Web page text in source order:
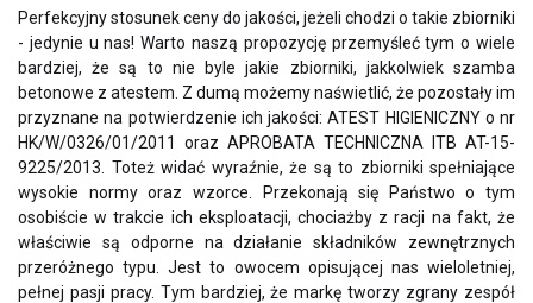
Perfekcyjny stosunek ceny do jakości, jeżeli chodzi o takie zbiorniki
- jedynie u nas! Warto naszą propozycję przemyśleć tym o wiele
bardziej, że są to nie byle jakie zbiorniki, jakkolwiek szamba
betonowe z atestem. Z dumą możemy naświetlić, że pozostały im
przyznane na potwierdzenie ich jakości: ATEST HIGIENICZNY o nr
HK/W/0326/01/2011 oraz APROBATA TECHNICZNA ITB AT-15-
9225/2013. Toteż widać wyraźnie, że są to zbiorniki spełniające
wysokie normy oraz wzorce. Przekonają się Państwo o tym
osobiście w trakcie ich eksploatacji, chociażby z racji na fakt, że
właściwie są odporne na działanie składników zewnętrznych
przeróżnego typu. Jest to owocem opisującej nas wieloletniej,
pełnej pasji pracy. Tym bardziej, że markę tworzy zgrany zespół